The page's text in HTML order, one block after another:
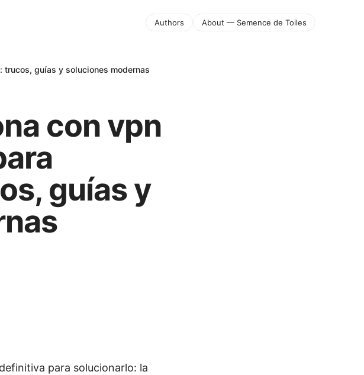
Authors About — Semence de Toiles
guías y soluciones modernas
con vpn
guías y
para solucionarlo: la